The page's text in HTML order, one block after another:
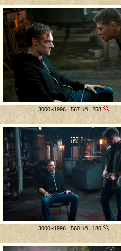
3000×1996 | 567 Кб | 258
3000×1996 | 560 Кб | 180